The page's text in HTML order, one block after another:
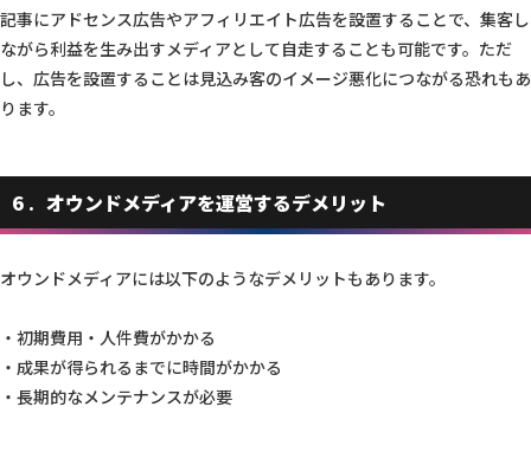
記事にアドセンス広告やアフィリエイト広告を設置することで、集客し
ながら利益を生み出すメディアとして自走することも可能です。ただ
し、広告を設置することは見込み客のイメージ悪化につながる恐れもあ
ります。
6 オウンドメディアを運営するデメリット
オウンドメディアには以下のようなデメリットもあります。
・初期費用・人件費がかかる
・成果が得られるまでに時間がかかる
・長期的なメンテナンスが必要